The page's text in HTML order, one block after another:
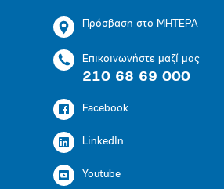
Πρόσβαση στο ΜΗΤΕΡΑ
Επικοινωνήστε μαζί μας
210 68 69 000
Facebook
LinkedIn
Youtube